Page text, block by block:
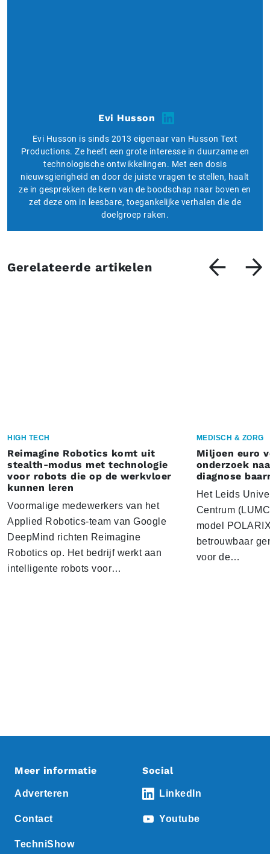
Evi Husson
Evi Husson is sinds 2013 eigenaar van Husson Text
Productions. Ze heeft een grote interesse in duurzame en
technologische ontwikkelingen. Met een dosis
nieuwsgierigheid en door de juiste vragen te stellen, haalt
ze in gesprekken de kern van de boodschap naar boven en
zet deze om in leesbare, toegankelijke verhalen die de
doelgroep raken.
Gerelateerde artikelen
HIGH TECH
Reimagine Robotics komt uit
stealth-modus met technologie
voor robots die op de werkvloer
kunnen leren
Voormalige medewerkers van het
Applied Robotics-team van Google
DeepMind richten Reimagine
Robotics op. Het bedrijf werkt aan
intelligente robots voor…
MEDISCH & ZORG
Miljoen euro
onderzoek
diagnose
Het Leids
Centrum
model
betrouwbaar
voor de…
Meer informatie
Adverteren
Contact
TechniShow
Social
LinkedIn
Youtube